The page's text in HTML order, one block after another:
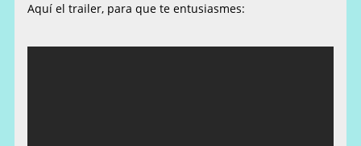
Aquí el trailer, para que te entusiasmes: